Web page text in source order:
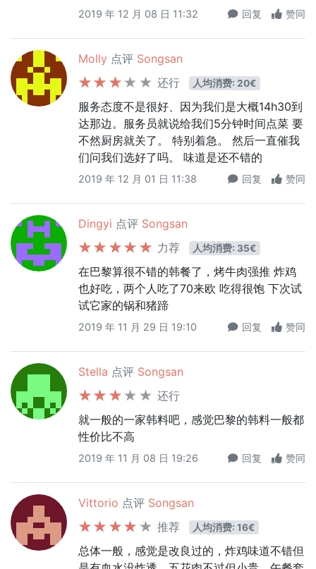
2019 年 12 月 08 日 11:32 回复 赞同
Molly 点评 Songsan
还行
人均消费: 20€
服务态度不是很好、因为我们是大概14h30到
达那边。服务员就说给我们5分钟时间点菜 要
不然厨房就关了。 特别着急。 然后一直催我
们问我们选好了吗。 味道是还不错的
2019 年 12 月 01 日 11:38 回复 赞同
Dingyi 点评 Songsan
力荐
人均消费: 35€
在巴黎算很不错的韩餐了，烤牛肉强推 炸鸡
也好吃，两个人吃了70来欧 吃得很饱 下次试
试它家的锅和猪蹄
2019 年 11 月 29 日 19:10 回复 赞同
Stella 点评 Songsan
还行
就一般的一家韩料吧，感觉巴黎的韩料一般都
性价比不高
2019 年 11 月 08 日 19:26 回复 赞同
Vittorio 点评 Songsan
推荐
人均消费: 16€
总体一般，感觉是改良过的，炸鸡味道不错但